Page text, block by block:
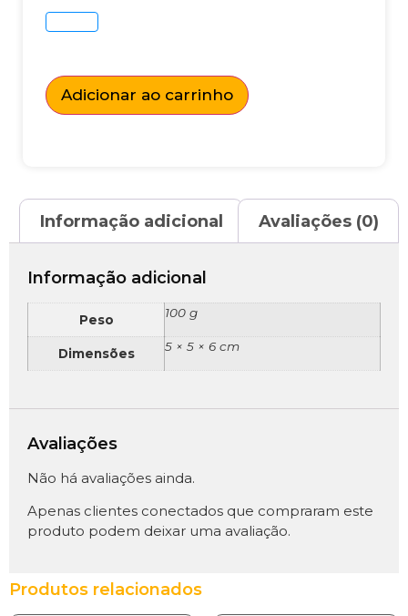
Adicionar ao carrinho
Informação adicional Avaliações (0)
Informação adicional
Peso 100 g
Dimensões 5 × 5 × 6 cm
Avaliações
Não há avaliações ainda.
Apenas clientes conectados que compraram este
produto podem deixar uma avaliação.
Produtos relacionados